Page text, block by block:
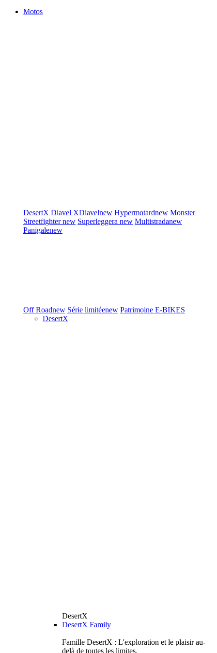
Motos
DesertX Diavel XDiavelnew Hypermotardnew Monster
Streetfighternew Superleggera new Multistradanew
Panigalenew
Off Roadnew Série limitéenew Patrimoine E-BIKES
DesertX
DesertX
DesertX Family
Famille DesertX : L'exploration et le plaisir au-
delà de toutes les limites.